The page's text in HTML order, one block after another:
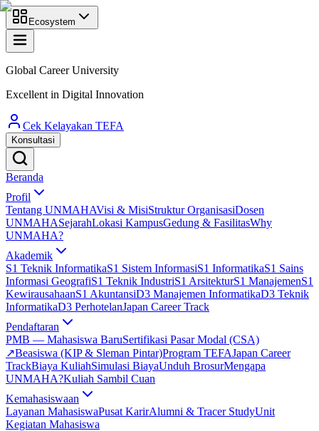
Ecosystem
Global Career University
Excellent in Digital Innovation
Cek Kelayakan TEFA
Konsultasi
Beranda
Profil
Tentang UNMAHAVisi & MisiStruktur OrganisasiDosen
UNMAHASejarahLokasi KampusGedung & FasilitasWhy
UNMAHA?
Akademik
S1 Teknik InformatikaS1 Sistem InformasiS1 InformatikaS1 Sains
Informasi GeografiS1 Teknik IndustriS1 ArsitekturS1 ManajemenS1
KewirausahaanS1 AkuntansiD3 Manajemen InformatikaD3 Teknik
InformatikaD3 PerhotelanJapan Career Track
Pendaftaran
PMB — Mahasiswa BaruSertifikasi Pasar Modal (CSA)
↗Beasiswa (KIP & Sleman Pintar)Program TEFAJapan Career
TrackBiaya KuliahSimulasi BiayaUnduh BrosurMengapa
UNMAHA?Kuliah Sambil Cuan
Kemahasiswaan
Layanan MahasiswaPusat KarirAlumni & Tracer StudyUnit
Kegiatan Mahasiswa